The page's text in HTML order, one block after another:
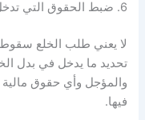
6. ضبط الحقوق التي تدخل في البدل
لا يعني طلب الخلع
تحديد ما يدخل في بدل
والمؤجل وأي حقوق مالية
فيها.